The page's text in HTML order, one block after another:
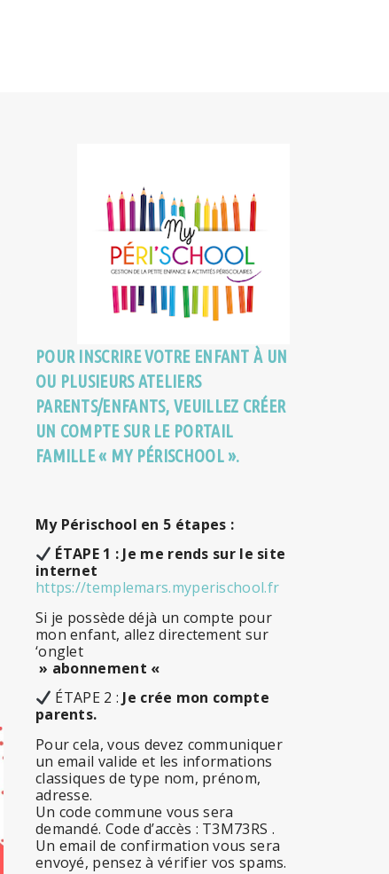
POUR INSCRIRE VOTRE ENFANT À UN
OU PLUSIEURS ATELIERS
PARENTS/ENFANTS, VEUILLEZ CRÉER
UN COMPTE SUR LE PORTAIL
FAMILLE « MY PÉRISCHOOL ».
My Périschool en 5 étapes :
ÉTAPE 1 : Je me rends sur le site
internet
https://templemars.myperischool.fr
Si je possède déjà un compte pour
mon enfant, allez directement sur
‘onglet
» abonnement «
ÉTAPE 2 : Je crée mon compte
parents.
Pour cela, vous devez communiquer
un email valide et les informations
classiques de type nom, prénom,
adresse.
Un code commune vous sera
demandé. Code d’accès : T3M73RS .
Un email de confirmation vous sera
envoyé, pensez à vérifier vos spams.